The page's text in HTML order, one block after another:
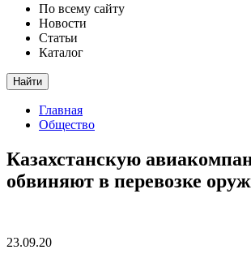
По всему сайту
Новости
Статьи
Каталог
Найти
Главная
Общество
Казахстанскую
обвиняют в перевозке
23.09.20